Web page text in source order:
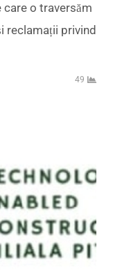
o traversăm
reclamații privind
49